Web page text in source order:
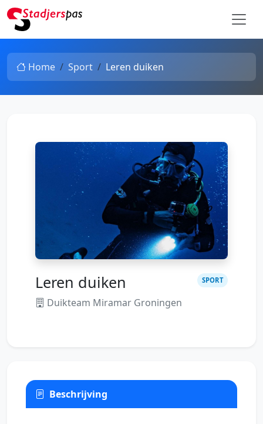
Home Sport Leren duiken
Leren duiken
Duikteam Miramar Groningen
SPORT
Beschrijving